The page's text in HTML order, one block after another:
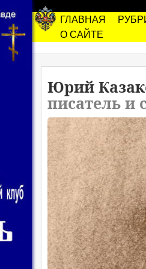
ГЛАВНАЯ
О САЙТЕ
Юрий
писатель и